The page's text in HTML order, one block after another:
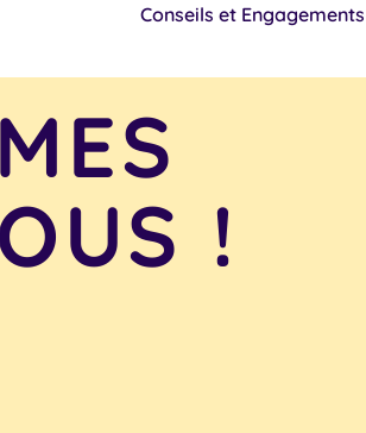
Conseils et Engagements
!